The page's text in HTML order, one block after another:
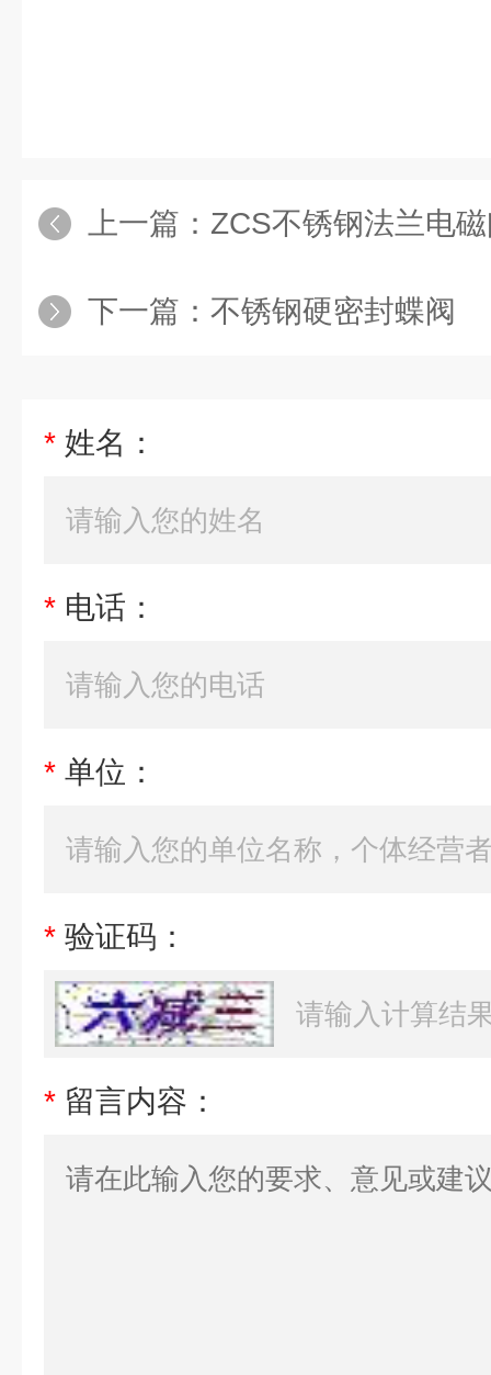
上一篇： ZCS不锈钢法兰电
下一篇： 不锈钢硬密封蝶阀
* 姓名：
* 电话：
* 单位：
* 验证码：
* 留言内容：